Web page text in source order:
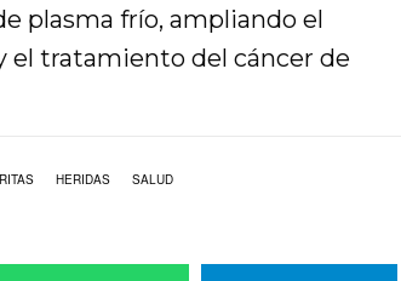
plasma frío, ampliando el
el tratamiento del cáncer de
HERIDAS SALUD